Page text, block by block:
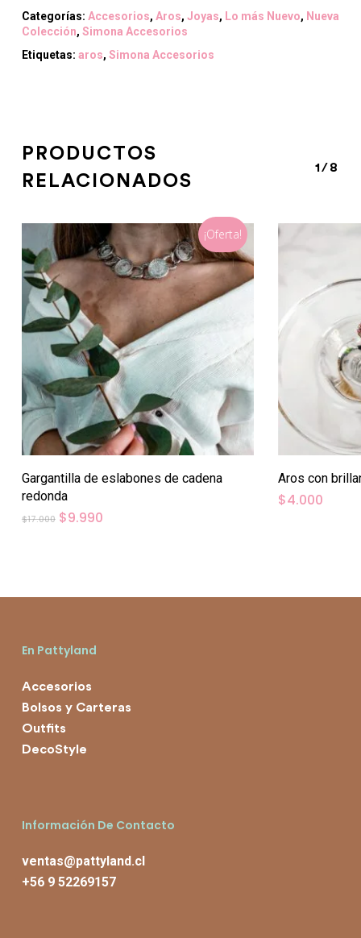
Categorías: Accesorios, Aros, Joyas, Lo más Nuevo, Nueva
Colección, Simona Accesorios
Etiquetas: aros, Simona Accesorios
PRODUCTOS
RELACIONADOS
1/8
¡Oferta!
Gargantilla de eslabones de cadena
redonda
$17.000 El
$9.990El
Aros con
$4.000
En Pattyland
Accesorios
Bolsos y Carteras
Outfits
DecoStyle
Información De Contacto
ventas@pattyland.cl
+56 9 52269157